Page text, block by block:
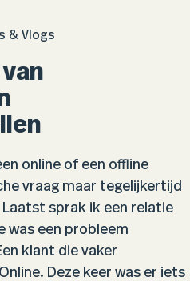
& Vlogs
online of een offline
vraag maar tegelijkertijd
sprak ik een relatie
was een probleem
klant die vaker
Deze keer was er iets